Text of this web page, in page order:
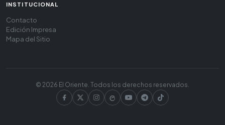
INSTITUCIONAL
Contacto
Edición Impresa
Mapa del Sitio
© 2026 El Oriente. Todos los derechos reservados.